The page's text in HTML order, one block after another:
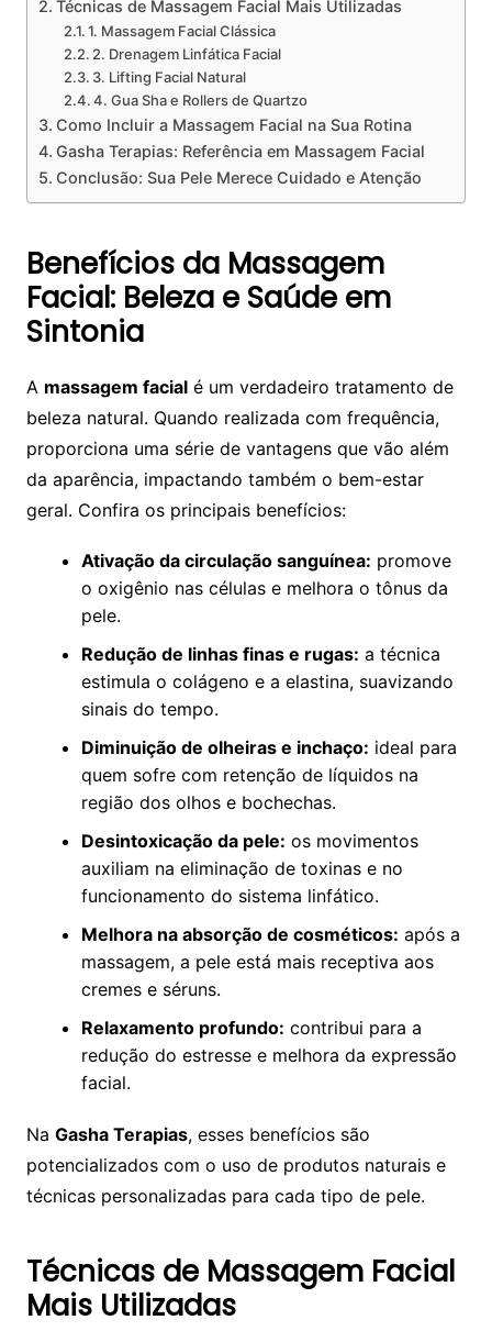
Técnicas de Massagem Facial Mais Utilizadas
1. Massagem Facial Clássica
2. Drenagem Linfática Facial
3. Lifting Facial Natural
4. Gua Sha e Rollers de Quartzo
Como Incluir a Massagem Facial na Sua Rotina
Gasha Terapias: Referência em Massagem Facial
Conclusão: Sua Pele Merece Cuidado e Atenção
Benefícios da Massagem
Facial: Beleza e Saúde em
Sintonia
A massagem facialé um verdadeiro tratamento de
beleza natural. Quando realizada com frequência,
proporciona uma série de vantagens que vão além
da aparência, impactando também o bem-estar
geral. Confira os principais benefícios:
Ativação da circulação sanguínea: promove
o oxigênio nas células e melhora o tônus da
pele.
Redução de linhas finas e rugas: a técnica
estimula o colágeno e a elastina, suavizando
sinais do tempo.
Diminuição de olheiras e inchaço: ideal para
quem sofre com retenção de líquidos na
região dos olhos e bochechas.
Desintoxicação da pele: os movimentos
auxiliam na eliminação de toxinas e no
funcionamento do sistema linfático.
Melhora na absorção de cosméticos: após a
massagem, a pele está mais receptiva aos
cremes e séruns.
Relaxamento profundo: contribui para a
redução do estresse e melhora da expressão
facial.
Na Gasha Terapias, esses benefícios são
potencializados com o uso de produtos naturais e
técnicas personalizadas para cada tipo de pele.
Técnicas de Massagem Facial
Mais Utilizadas